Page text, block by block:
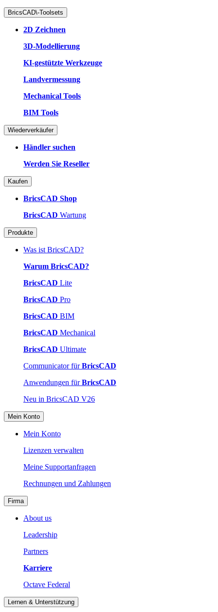
BricsCAD\-Toolsets
2D Zeichnen
3D-Modellierung
KI-gestützte Werkzeuge
Landvermessung
Mechanical Tools
BIM Tools
Wiederverkäufer
Händler suchen
Werden Sie Reseller
Kaufen
BricsCAD Shop
BricsCAD Wartung
Produkte
Was ist BricsCAD?
Warum BricsCAD?
BricsCAD Lite
BricsCAD Pro
BricsCAD BIM
BricsCAD Mechanical
BricsCAD Ultimate
Communicator fürBricsCAD
Anwendungen fürBricsCAD
Neu in BricsCAD V26
Mein Konto
Mein Konto
Lizenzen verwalten
Meine Supportanfragen
Rechnungen und Zahlungen
Firma
About us
Leadership
Partners
Karriere
Octave Federal
Lernen & Unterstützung